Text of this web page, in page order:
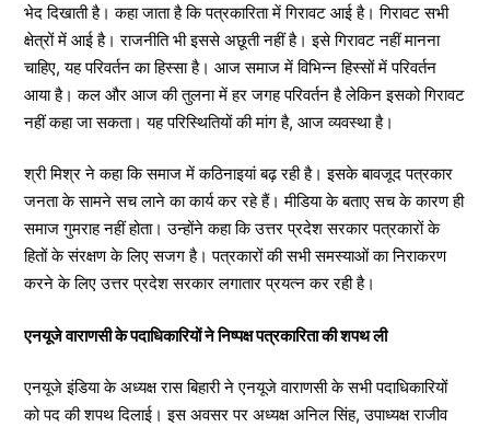
भेद दिखाती है। कहा जाता है कि पत्रकारिता में गिरावट आई है। गिरावट सभी
क्षेत्रों में आई है। राजनीति भी इससे अछूती नहीं है। इसे गिरावट नहीं मानना
चाहिए, यह परिवर्तन का हिस्सा है। आज समाज में विभिन्न हिस्सों में परिवर्तन
आया है। कल और आज की तुलना में हर जगह परिवर्तन है लेकिन इसको गिरावट
नहीं कहा जा सकता। यह परिस्थितियों की मांग है, आज व्यवस्था है।
श्री मिश्र ने कहा कि समाज में कठिनाइयां बढ़ रही है। इसके बावजूद पत्रकार
जनता के सामने सच लाने का कार्य कर रहे हैं। मीडिया के बताए सच के कारण ही
समाज गुमराह नहीं होता। उन्होंने कहा कि उत्तर प्रदेश सरकार पत्रकारों के
हितों के संरक्षण के लिए सजग है। पत्रकारों की सभी समस्याओं का निराकरण
करने के लिए उत्तर प्रदेश सरकार लगातार प्रयत्न कर रही है।
एनयूजे वाराणसी के पदाधिकारियों ने निष्पक्ष पत्रकारिता की शपथ ली
एनयूजे इंडिया के अध्यक्ष रास बिहारी ने एनयूजे वाराणसी के सभी पदाधिकारियों
को पद की शपथ दिलाई। इस अवसर पर अध्यक्ष अनिल सिंह, उपाध्यक्ष राजीव